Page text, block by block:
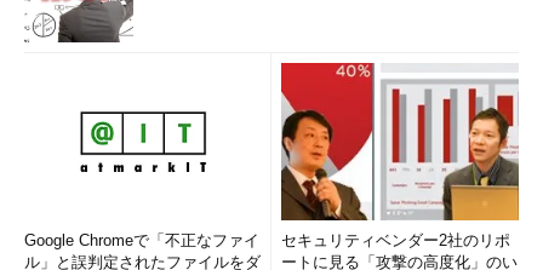
Google Chromeで「不正なファイ
ル」と誤判定されたファイルをダ
セキュリティベンダー2社のリポ
ートに見る「攻撃の高度化」のい